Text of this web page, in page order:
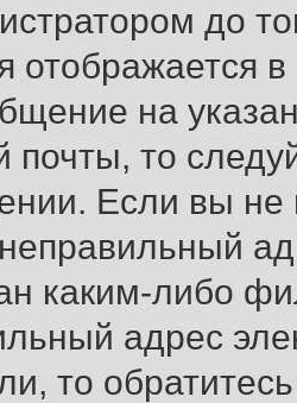
до
на
почты, то
Если вы
каким-либо
адрес
то